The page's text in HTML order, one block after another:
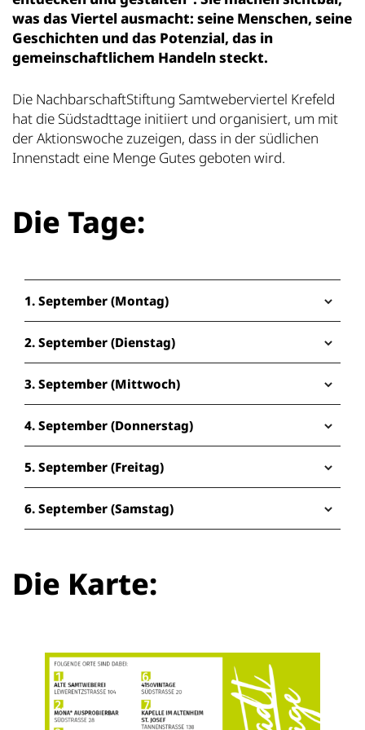
was das Viertel ausmacht: seine Menschen, seine
Geschichten und das Potenzial, das in
gemeinschaftlichem Handeln steckt.
Die NachbarschaftStiftung Samtweberviertel Krefeld
hat die Südstadttage initiiert und organisiert, um mit
der Aktionswoche zuzeigen, dass in der südlichen
Innenstadt eine Menge Gutes geboten wird.
Die Tage:
1. September (Montag)
2. September (Dienstag)
3. September (Mittwoch)
4. September (Donnerstag)
5. September (Freitag)
6. September (Samstag)
Die Karte: